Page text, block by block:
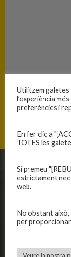
CLUB
Història
Publicacions
Política de galetes
Utilitzem
l’experiència
preferències i
En fer clic a
TOTES les
Si premeu
estrictament
web.
No obstant això,
per
Veure la nostra